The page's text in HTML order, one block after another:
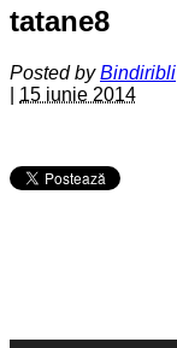
tatane8
Posted byBindiribli
15 iunie 2014